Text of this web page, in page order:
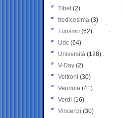
Tibet(2)
tredicesima (3)
Turismo (62)
Udc (64)
Università (128)
V-Day (2)
Veltroni (30)
Vendola (41)
Verdi (16)
Vincenzi (30)